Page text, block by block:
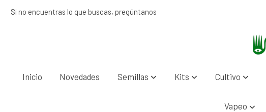
Si no encuentras lo que buscas, pregúntanos
Inicio Novedades Semillas Kits Cultivo
Vapeo